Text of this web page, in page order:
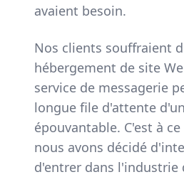
avaient besoin.
Nos clients souffraient
hébergement de site
service de messagerie
longue file d'attente
épouvantable. C'est à
nous avons décidé
d'entrer dans l'industrie